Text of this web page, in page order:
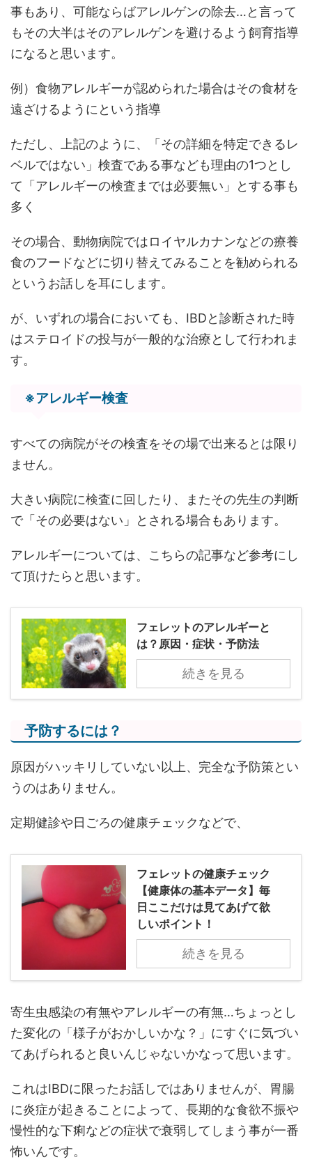
事もあり、可能ならばアレルゲンの除去…と言って
もその大半はそのアレルゲンを避けるよう飼育指導
になると思います。
例）食物アレルギーが認められた場合はその食材を
遠ざけるようにという指導
ただし、上記のように、「その詳細を特定できるレ
ベルではない」検査である事なども理由の1つとし
て「アレルギーの検査までは必要無い」とする事も
多く
その場合、動物病院ではロイヤルカナンなどの療養
食のフードなどに切り替えてみることを勧められる
というお話しを耳にします。
が、いずれの場合においても、IBDと診断された時
はステロイドの投与が一般的な治療として行われま
す。
※アレルギー検査
すべての病院がその検査をその場で出来るとは限り
ません。
大きい病院に検査に回したり、またその先生の判断
で「その必要はない」とされる場合もあります。
アレルギーについては、こちらの記事など参考にし
て頂けたらと思います。
フェレットのアレルギーと
は？原因・症状・予防法
続きを見る
予防するには？
原因がハッキリしていない以上、完全な予防策とい
うのはありません。
定期健診や日ごろの健康チェックなどで、
フェレットの健康チェック
【健康体の基本データ】毎
日ここだけは見てあげて欲
しいポイント！
続きを見る
寄生虫感染の有無やアレルギーの有無…ちょっとし
た変化の「様子がおかしいかな？」にすぐに気づい
てあげられると良いんじゃないかなって思います。
これはIBDに限ったお話しではありませんが、胃腸
に炎症が起きることによって、長期的な食欲不振や
慢性的な下痢などの症状で衰弱してしまう事が一番
怖いんです。